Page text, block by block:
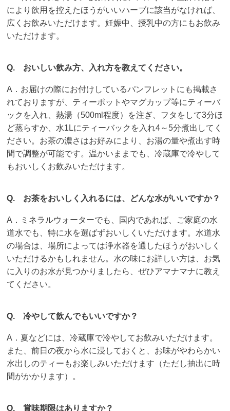
により飲用を控えたほうがいいハーブに該当がなければ、
広くお飲みいただけます。妊娠中、授乳中の方にもお飲み
いただけます。
Q. おいしい飲み方、入れ方を教えてください。
A．お届けの際にお付けしているパンフレットにも掲載さ
れておりますが、ティーポットやマグカップ等にティーバ
ックを入れ、熱湯（500ml程度）を注ぎ、フタをして3分ほ
ど蒸らすか、水1Lにティーバックを入れ4～5分煮出してく
ださい。お茶の濃さはお好みにより、お湯の量や煮出す時
間で調整が可能です。温かいままでも、冷蔵庫で冷やして
もおいしくお飲みいただけます。
Q. お茶をおいしく入れるには、どんな水がいいですか？
A．ミネラルウォーターでも、国内であれば、ご家庭の水
道水でも、特に水を選ばずおいしくいただけます。水道水
の場合は、場所によっては浄水器を通したほうがおいしく
いただけるかもしれません。水の味にお詳しい方は、お気
に入りのお水が見つかりましたら、ぜひアマナマナに教え
てください。
Q. 冷やして飲んでもいいですか？
A．夏などには、冷蔵庫で冷やしてお飲みいただけます。
また、前日の夜から水に浸しておくと、お味がやわらかい
水出しのティーもお楽しみいただけます（ただし抽出に時
間がかかります）。
Q. 賞味期限はありますか？